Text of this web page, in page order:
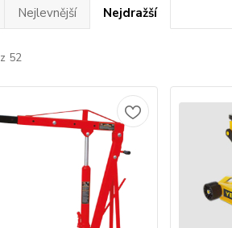
Nejlevnější Nejdražší
52